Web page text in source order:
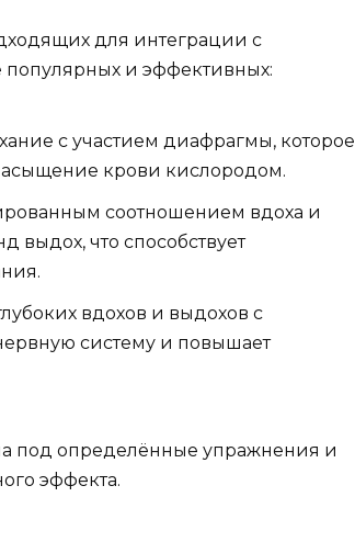
для интеграции с
и эффективных:
с участием диафрагмы, которое
крови кислородом.
соотношением вдоха и
выдох, что способствует
вдохов и выдохов с
систему и повышает
под определённые упражнения и
эффекта.